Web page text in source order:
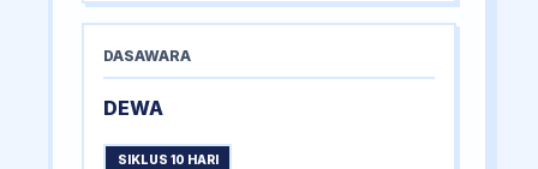
DASAWARA
DEWA
SIKLUS 10 HARI